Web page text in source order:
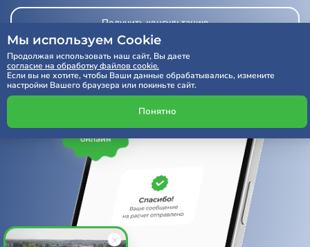
Получить консультацию
Мы используем Cookie
Продолжая использовать наш сайт, Вы даете
согласие на обработку файлов cookie.
Если вы не хотите, чтобы Ваши данные обрабатывались, измените
настройки Вашего браузера или покиньте сайт.
Понятно